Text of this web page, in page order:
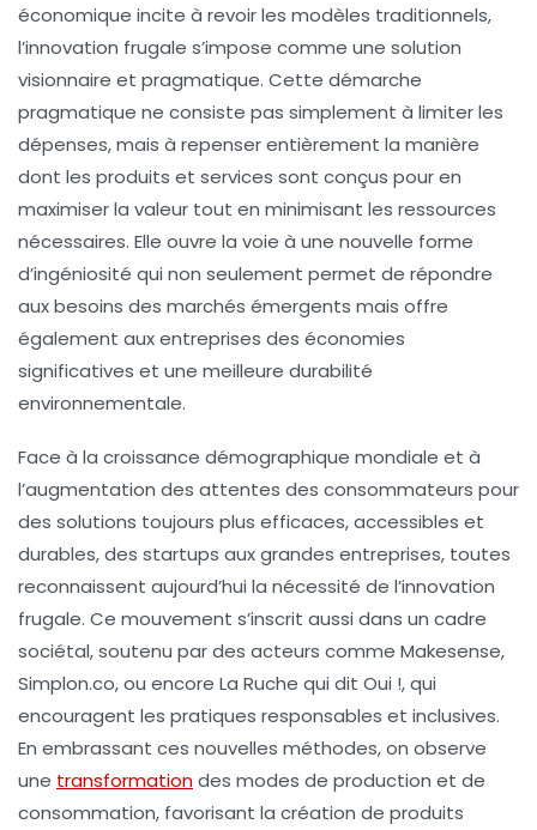
économique incite à revoir les modèles traditionnels,
l’innovation frugale s’impose comme une solution
visionnaire et pragmatique. Cette démarche
pragmatique ne consiste pas simplement à limiter les
dépenses, mais à repenser entièrement la manière
dont les produits et services sont conçus pour en
maximiser la valeur tout en minimisant les ressources
nécessaires. Elle ouvre la voie à une nouvelle forme
d’ingéniosité qui non seulement permet de répondre
aux besoins des marchés émergents mais offre
également aux entreprises des économies
significatives et une meilleure durabilité
environnementale.
Face à la croissance démographique mondiale et à
l’augmentation des attentes des consommateurs pour
des solutions toujours plus efficaces, accessibles et
durables, des startups aux grandes entreprises, toutes
reconnaissent aujourd’hui la nécessité de l’innovation
frugale. Ce mouvement s’inscrit aussi dans un cadre
sociétal, soutenu par des acteurs comme Makesense,
Simplon.co, ou encore La Ruche qui dit Oui !, qui
encouragent les pratiques responsables et inclusives.
En embrassant ces nouvelles méthodes, on observe
une transformationdes modes de production et de
consommation, favorisant la création de produits